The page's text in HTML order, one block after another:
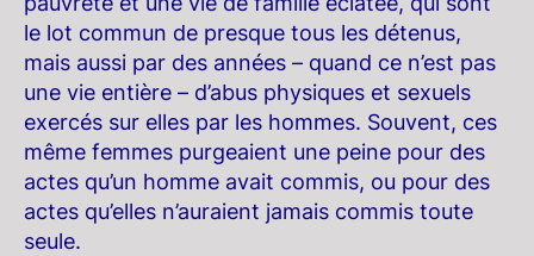
le lot commun de presque tous les détenus,
mais aussi par des années – quand ce n’est pas
une vie entière – d’abus physiques et sexuels
exercés sur elles par les hommes. Souvent, ces
même femmes purgeaient une peine pour des
actes qu’un homme avait commis, ou pour des
actes qu’elles n’auraient jamais commis toute
seule.